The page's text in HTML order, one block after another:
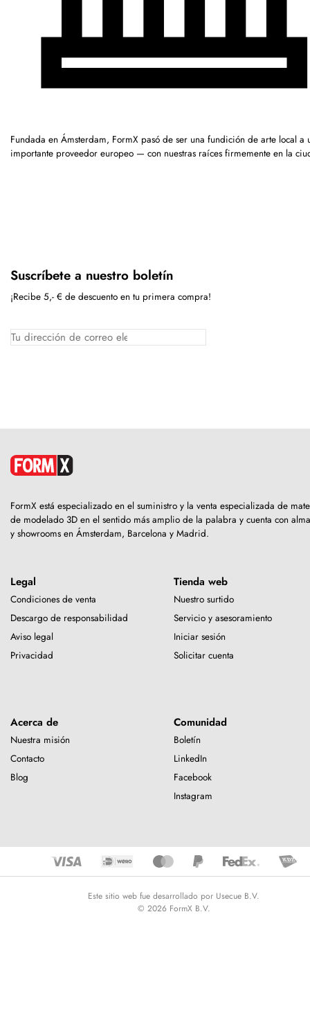
Fundada en Ámsterdam, FormX pasó de ser una fundición de arte local a
importante proveedor europeo — con nuestras raíces firmemente en la
Suscríbete a nuestro boletín
¡Recibe 5,- € de descuento en tu primera compra!
FormX está especializado en el suministro y la venta especializada de
de modelado 3D en el sentido más amplio de la palabra y cuenta con
y showrooms en Ámsterdam, Barcelona y Madrid.
Legal
Condiciones de venta
Descargo de responsabilidad
Aviso legal
Privacidad
Tienda web
Nuestro surtido
Servicio y asesoramiento
Iniciar sesión
Solicitar cuenta
Acerca de
Nuestra misión
Contacto
Blog
Comunidad
Boletín
LinkedIn
Facebook
Instagram
Este sitio web fue desarrollado por Usecue B.V.
© 2026 FormX B.V.